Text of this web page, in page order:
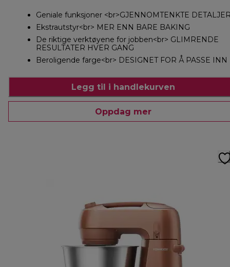
Geniale funksjoner <br>GJENNOMTENKTE
Ekstrautstyr<br> MER ENN BARE BAKING
De riktige verktøyene for jobben<br> GLIMRENDE
RESULTATER HVER GANG
Beroligende farge<br> DESIGNET FOR Å PASSE INN
Legg til i handlekurven
Oppdag mer